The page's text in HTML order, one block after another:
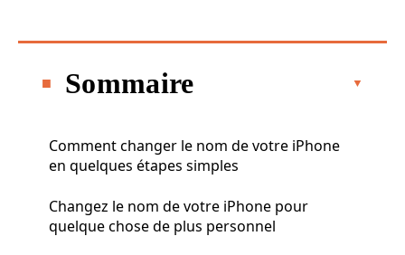
Sommaire
Comment changer le nom de votre iPhone
en quelques étapes simples
Changez le nom de votre iPhone pour
quelque chose de plus personnel